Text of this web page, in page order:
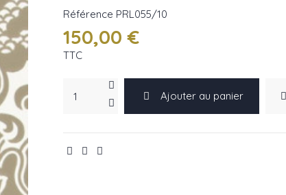
Référence PRL055/10
150,00 €
TTC
Ajouter au panier